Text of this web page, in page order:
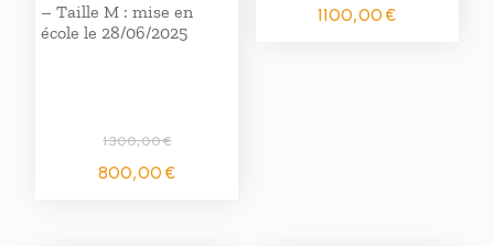
– Taille M : mise en
école le 28/06/2025
1300,00€
Le
prix
800,00€Le
1100,00€